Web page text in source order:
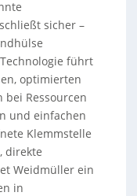
sicher –
führt
optimierten
Ressourcen
und einfachen
Klemmstelle
direkte
Weidmüller ein
in